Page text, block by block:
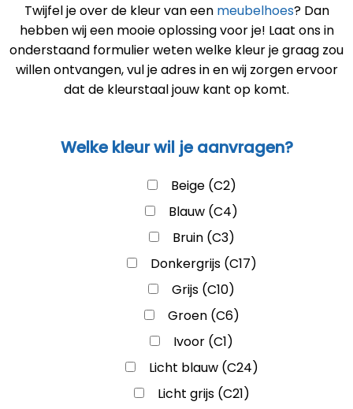
Twijfel je over de kleur van een meubelhoes? Dan
hebben wij een mooie oplossing voor je! Laat ons in
onderstaand formulier weten welke kleur je graag zou
willen ontvangen, vul je adres in en wij zorgen ervoor
dat de kleurstaal jouw kant op komt.
Welke kleur wil je aanvragen?
Beige (C2)
Blauw (C4)
Bruin (C3)
Donkergrijs (C17)
Grijs (C10)
Groen (C6)
Ivoor (C1)
Licht blauw (C24)
Licht grijs (C21)